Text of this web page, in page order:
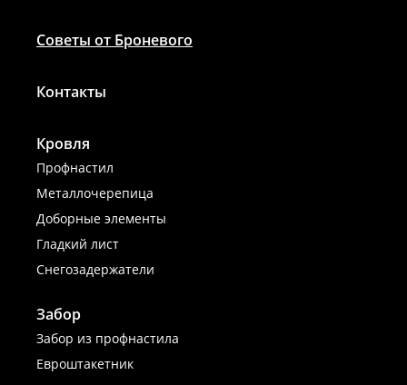
Советы от Броневого
Контакты
Кровля
Профнастил
Металлочерепица
Доборные элементы
Гладкий лист
Снегозадержатели
Забор
Забор из профнастила
Евроштакетник